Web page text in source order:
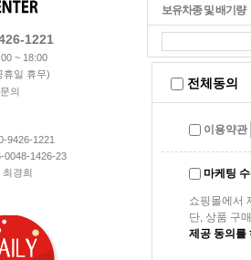
1221
~ 18:00
휴일 휴무)
의
9426-1221
0048-1426-23
최경희
보유차종 및 배기량
전체동의
이용약관
마케팅
쇼핑몰에서
단, 상품 구
제공 동의를